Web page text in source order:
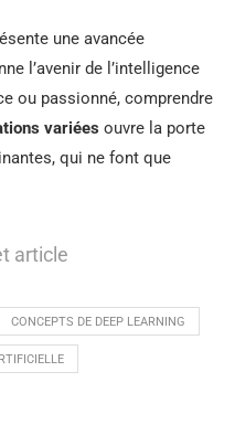
une avancée
l’avenir de l’intelligence
ou passionné, comprendre
variées ouvre la porte
qui ne font que
article
CONCEPTS DE DEEP LEARNING